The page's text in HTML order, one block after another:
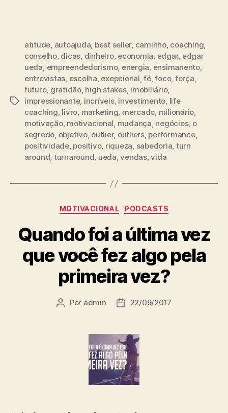
atitude, autoajuda, best seller, caminho, coaching,
conselho, dicas, dinheiro, economia, edgar, edgar
ueda, empreendedorismo, energia, ensimanento,
entrevistas, escolha, exepcional,fé,foco, força,
futuro, gratidão, high stakes, imobiliário,
impressionante, incríveis, investimento, life
coaching, livro, marketing, mercado, milionário,
motivação, motivacional, mudança, negócios, o
segredo, objetivo, outlier, outliers, performance,
positividade, positivo, riqueza, sabedoria, turn
around, turnaround, ueda,vendas,vida
MOTIVACIONAL PODCASTS
Quando foi a última vez
que você fez algo pela
primeira vez?
Por admin 22/09/2017